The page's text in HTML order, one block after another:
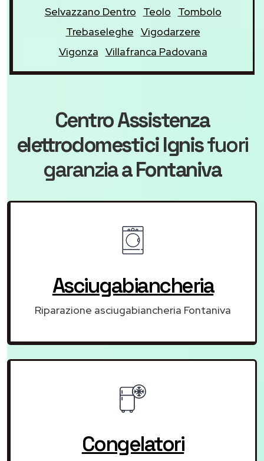
Selvazzano Dentro Teolo
Tombolo
Trebaseleghe Vigodarzere
Vigonza Villafranca Padovana
Centro Assistenza
elettrodomestici Ignisfuori
garanziaa Fontaniva
Asciugabiancheria
Riparazione asciugabiancheria Fontaniva
Congelatori